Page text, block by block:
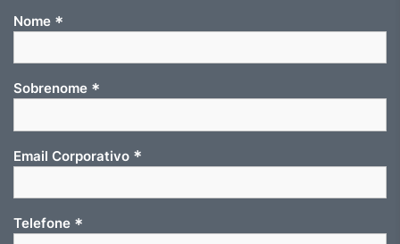
Nome *
Sobrenome *
Email Corporativo *
Telefone *